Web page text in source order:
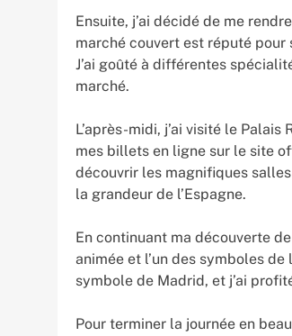
Ensuite, j’ai décidé de me
marché couvert est réputé pour
J’ai goûté à différentes
marché.
L’après-midi, j’ai visité le
mes billets en ligne sur le site
découvrir les magnifiques
la grandeur de l’Espagne.
En continuant ma découverte
animée et l’un des symboles de
symbole de Madrid, et j’ai
Pour terminer la journée en